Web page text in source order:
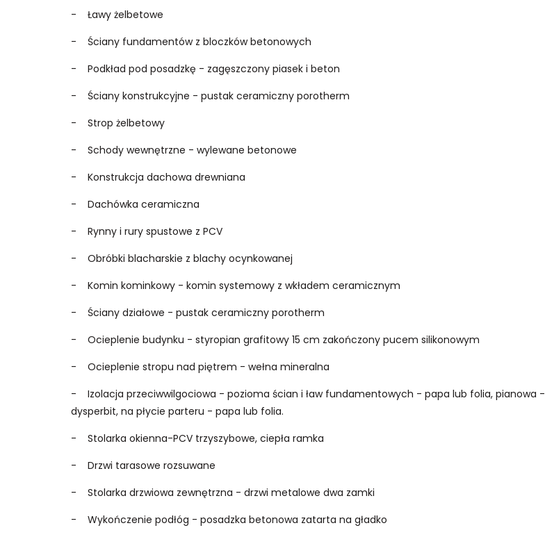
- Ławy żelbetowe
- Ściany fundamentów z bloczków betonowych
- Podkład pod posadzkę - zagęszczony piasek i beton
- Ściany konstrukcyjne - pustak ceramiczny porotherm
- Strop żelbetowy
- Schody wewnętrzne - wylewane betonowe
- Konstrukcja dachowa drewniana
- Dachówka ceramiczna
- Rynny i rury spustowe z PCV
- Obróbki blacharskie z blachy ocynkowanej
- Komin kominkowy - komin systemowy z wkładem ceramicznym
- Ściany działowe - pustak ceramiczny porotherm
- Ocieplenie budynku - styropian grafitowy 15 cm zakończony pucem silikonowym
- Ocieplenie stropu nad piętrem - wełna mineralna
- Izolacja przeciwwilgociowa - pozioma ścian i ław fundamentowych - papa lub folia, pianowa -
dysperbit, na płycie parteru - papa lub folia.
- Stolarka okienna-PCV trzyszybowe, ciepła ramka
- Drzwi tarasowe rozsuwane
- Stolarka drzwiowa zewnętrzna - drzwi metalowe dwa zamki
- Wykończenie podłóg - posadzka betonowa zatarta na gładko